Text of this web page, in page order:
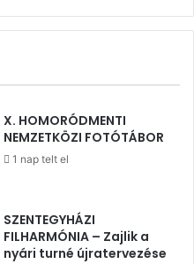
X. HOMORÓDMENTI
NEMZETKÖZI FOTÓTÁBOR
1 nap telt el
SZENTEGYHÁZI
FILHARMÓNIA – Zajlik a
nyári turné újratervezése